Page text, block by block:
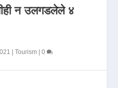
न उलगडलेले ४
|Tourism |0